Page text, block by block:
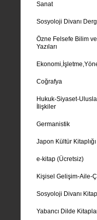
Sanat
Sosyoloji Divanı
Özne Felsefe Bilim
Yazıları
Coğrafya
Hukuk-Siyaset-
İlişkiler
Germanistik
Japon Kültür Kitaplığı
e-kitap (Ücretsiz)
Kişisel Gelişim-Aile-
Sosyoloji Divanı
Yabancı Dilde